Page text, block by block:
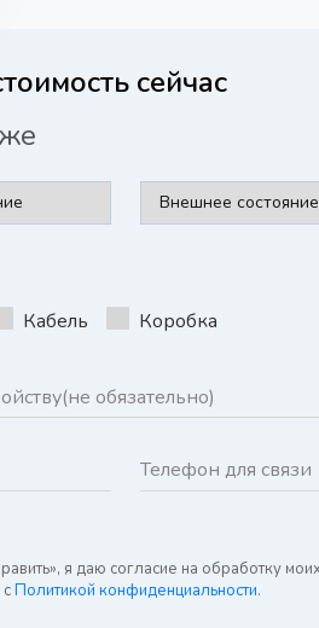
сейчас
Кабель Коробка
я даю согласие на обработку
Политикой конфиденциальности.